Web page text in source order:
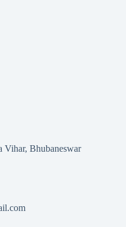
Vihar, Bhubaneswar